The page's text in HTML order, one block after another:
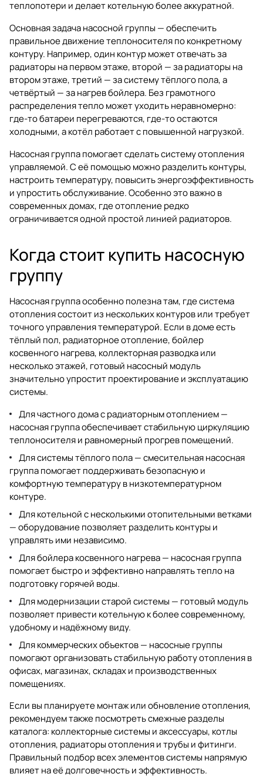
теплопотери и делает котельную более аккуратной.
Основная задача насосной группы — обеспечить
правильное движение теплоносителя по конкретному
контуру. Например, один контур может отвечать за
радиаторы на первом этаже, второй — за радиаторы на
втором этаже, третий — за систему тёплого пола, а
четвёртый — за нагрев бойлера. Без грамотного
распределения тепло может уходить неравномерно:
где-то батареи перегреваются, где-то остаются
холодными, а котёл работает с повышенной нагрузкой.
Насосная группа помогает сделать систему отопления
управляемой. С её помощью можно разделить контуры,
настроить температуру, повысить энергоэффективность
и упростить обслуживание. Особенно это важно в
современных домах, где отопление редко
ограничивается одной простой линией радиаторов.
Когда стоит купить насосную
группу
Насосная группа особенно полезна там, где система
отопления состоит из нескольких контуров или требует
точного управления температурой. Если в доме есть
тёплый пол, радиаторное отопление, бойлер
косвенного нагрева, коллекторная разводка или
несколько этажей, готовый насосный модуль
значительно упростит проектирование и эксплуатацию
системы.
Для частного дома с радиаторным отоплением —
насосная группа обеспечивает стабильную циркуляцию
теплоносителя и равномерный прогрев помещений.
Для системы тёплого пола — смесительная насосная
группа помогает поддерживать безопасную и
комфортную температуру в низкотемпературном
контуре.
Для котельной с несколькими отопительными ветками
— оборудование позволяет разделить контуры и
управлять ими независимо.
Для бойлера косвенного нагрева — насосная группа
помогает быстро и эффективно направлять тепло на
подготовку горячей воды.
Для модернизации старой системы — готовый модуль
позволяет привести котельную к более современному,
удобному и надёжному виду.
Для коммерческих объектов — насосные группы
помогают организовать стабильную работу отопления в
офисах, магазинах, складах и производственных
помещениях.
Если вы планируете монтаж или обновление отопления,
рекомендуем также посмотреть смежные разделы
каталога: коллекторные системы и аксессуары, котлы
отопления, радиаторы отопленияитрубы и фитинги.
Правильный подбор всех элементов системы напрямую
влияет на её долговечность и эффективность.